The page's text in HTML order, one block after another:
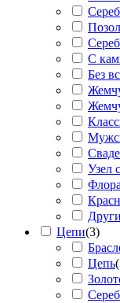
С
Без
Узел
Цепи(3)
Цепь(